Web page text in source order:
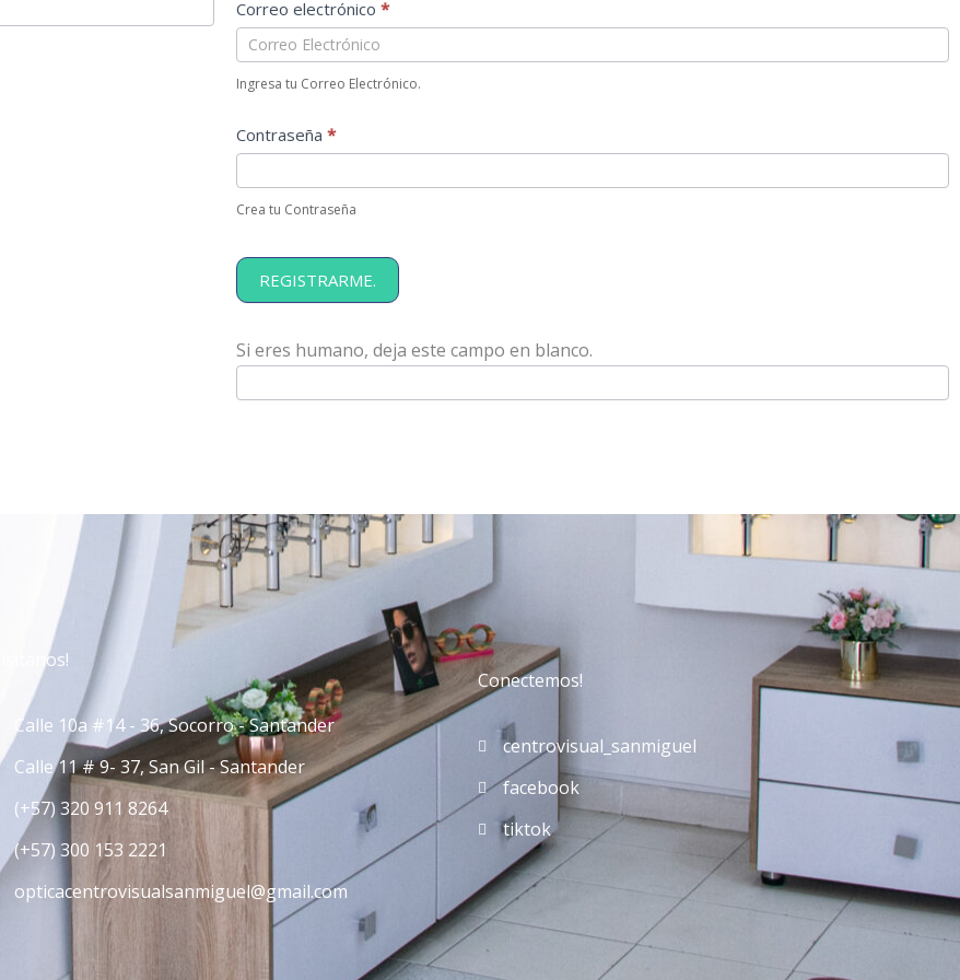
Correo electrónico *
Ingresa tu Correo Electrónico.
Contraseña *
Crea tu Contraseña
REGISTRARME.
Si eres humano, deja este campo en blanco.
Visitanos!
Calle 10a #14 - 36, Socorro - Santander
Calle 11 # 9- 37, San Gil - Santander
(+57) 320 911 8264
(+57) 300 153 2221
opticacentrovisualsanmiguel@gmail.com
Conectemos!
centrovisual_sanmiguel
facebook
tiktok